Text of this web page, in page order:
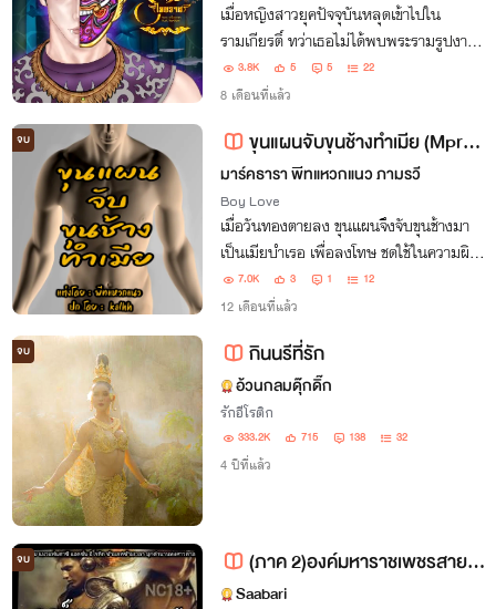
เมื่อหญิงสาวยุคปัจจุบันหลุดเข้าไปใน
รามเกียรติ์ ทว่าเธอไม่ได้พบพระรามรูปงาม
หากแต่เป็นไมยราพ เจ้าเมืองบาดาล พญา
ยักษ์ผู้ดุร้ายที่ถูกเขียนให้เป็นตัวอันตราย
ข้า!!”
3.8K 5 5 22
8 เดือนที่แล้ว
จบ ขุนแผนจับขุนช้างทำเมีย (Mpreg)
มาร์คธารา พีทแหวกแนว ภามรวี
Boy Love
เมื่อวันทองตายลง ขุนแผนจึงจับขุนช้างมา
เป็นเมียบำเรอ เพื่อลงโทษ ชดใช้ในความผิด
ที่ขุนช้างทำให้วันทอง เมียอันเป็นที่รักของ
เขาต้องถูกประหาร
7.0K 3 1 12
12 เดือนที่แล้ว
จบ กินนรีที่รัก
อ้วนกลมดุ๊กดิ๊ก
รักอีโรติก
333.2K 715 138 32
4 ปีที่แล้ว
จบ (ภาค 2)องค์มหาราชเพชรสายฟ้า NC25+
Saabari